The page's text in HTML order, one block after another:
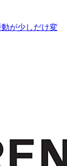
が少しだけ変